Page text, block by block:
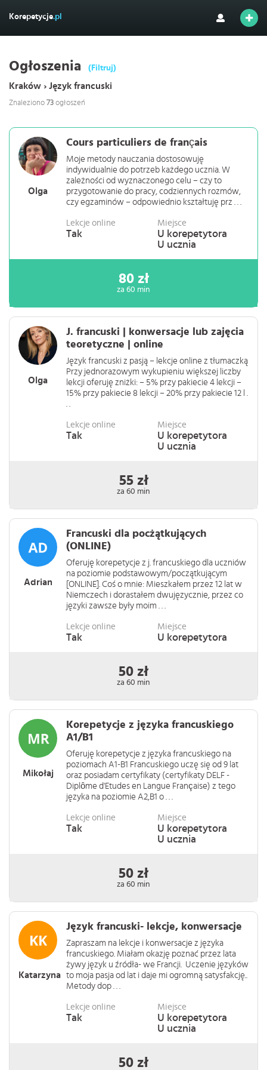
Korepetycje.pl
Ogłoszenia (Filtruj)
Kraków › Język francuski
Znaleziono 73 ogłoszeń
Olga
Cours particuliers de français
Moje metody nauczania dostosowuję
indywidualnie do potrzeb każdego ucznia. W
zależności od wyznaczonego celu – czy to
przygotowanie do pracy, codziennych rozmów,
czy egzaminów – odpowiednio kształtuję prz . . .
Lekcje online
Tak
Miejsce
U korepetytora
U ucznia
80 zł
za 60 min
Olga
J. francuski | konwersacje lub zajęcia
teoretyczne | online
Język francuski z pasją – lekcje online z tłumaczką
Przy jednorazowym wykupieniu większej liczby
lekcji oferuję zniżki: – 5% przy pakiecie 4 lekcji –
15% przy pakiecie 8 lekcji – 20% przy pakiecie 12 l .
. .
Lekcje online
Tak
Miejsce
U korepetytora
U ucznia
55 zł
za 60 min
Adrian
Francuski dla pocżątkujących
(ONLINE)
Oferuję korepetycje z j. francuskiego dla uczniów
na poziomie podstawowym/początkującym
[ONLINE]. Coś o mnie: Mieszkałem przez 12 lat w
Niemczech i dorastałem dwujęzycznie, przez co
języki zawsze były moim . . .
Lekcje online
Tak
Miejsce
U korepetytora
50 zł
za 60 min
Mikołaj
Korepetycje z języka francuskiego
A1/B1
Oferuję korepetycje z języka francuskiego na
poziomach A1-B1 Francuskiego uczę się od 9 lat
oraz posiadam certyfikaty (certyfikaty DELF -
Diplôme d'Etudes en Langue Française) z tego
języka na poziomie A2,B1 o . . .
Lekcje online
Tak
Miejsce
U korepetytora
U ucznia
50 zł
za 60 min
Katarzyna
Język francuski- lekcje, konwersacje
Zapraszam na lekcje i konwersacje z języka
francuskiego. Miałam okazję poznać przez lata
żywy język u źródła- we Francji. Uczenie języków
to moja pasja od lat i daje mi ogromną satysfakcję..
Metody dop . . .
Lekcje online
Tak
Miejsce
U korepetytora
U ucznia
50 zł